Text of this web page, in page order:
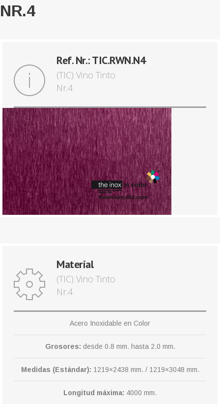
NR.4
Ref. Nr.: TIC.RWN.N4
(TIC) Vino Tinto
Nr.4
Material
(TIC) Vino Tinto
Nr.4
Acero Inoxidable en Color
Grosores: desde 0.8 mm. hasta 2.0 mm.
Medidas (Estándar): 1219×2438 mm. / 1219×3048 mm.
Longitud máxima: 4000 mm.